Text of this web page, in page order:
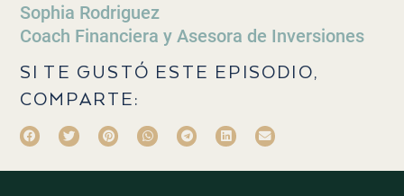
Sophia Rodriguez
Coach Financiera y Asesora de Inversiones
SI TE GUSTÓ ESTE EPISODIO,
COMPARTE: